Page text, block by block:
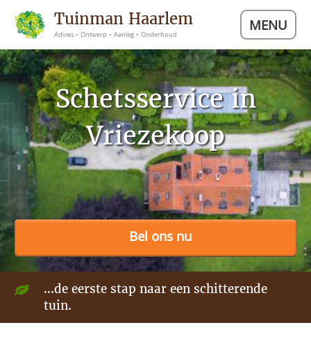
Tuinman Haarlem
Advies • Ontwerp • Aanleg • Onderhoud MENU
Schetsservice in
Vriezekoop
Bel ons nu
...de eerste stap naar een schitterende
tuin.